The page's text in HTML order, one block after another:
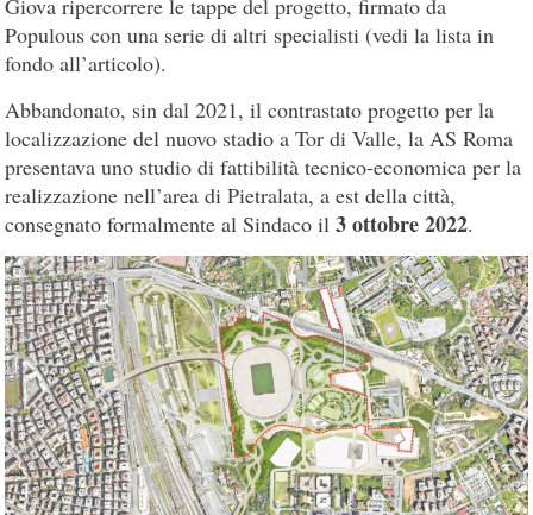
Giova ripercorrere le tappe del progetto, firmato da
Populous con una serie di altri specialisti (vedi la lista in
fondo all’articolo).
Abbandonato, sin dal 2021, il contrastato progetto per la
localizzazione del nuovo stadio a Tor di Valle, la AS Roma
presentava uno studio di fattibilità tecnico-economica per la
realizzazione nell’area di Pietralata, a est della città,
consegnato formalmente al Sindaco il3 ottobre 2022.